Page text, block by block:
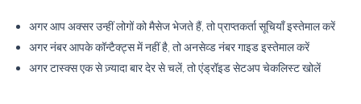
अगर आप अक्सर उन्हीं लोगों को मैसेज भेजते हैं, तो प्राप्तकर्ता सूचियाँ इस्तेमाल करें
अगर नंबर आपके कॉन्टैक्ट्स में नहीं है, तो अनसेव्ड नंबर गाइड इस्तेमाल करें
अगर टास्क्स एक से ज़्यादा बार देर से चलें, तो एंड्रॉइड सेटअप चेकलिस्ट खोलें